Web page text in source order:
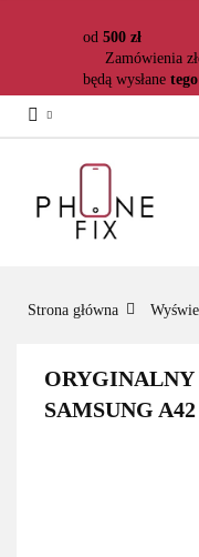
od 500 zł
Zamówienia
będą wysłane
Strona główna
SAMSUNG